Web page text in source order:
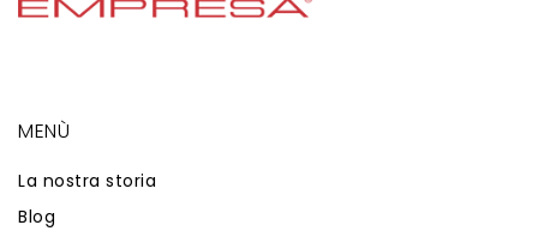
MENÙ
La nostra storia
Blog